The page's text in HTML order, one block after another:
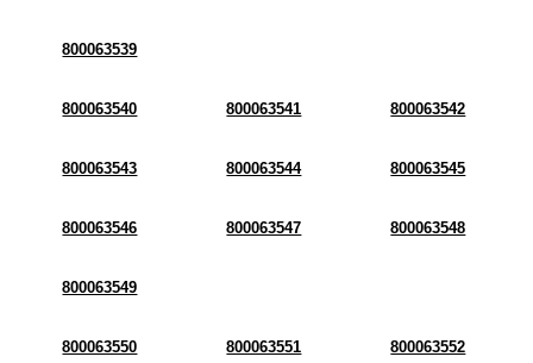
800063539
800063540 800063541 800063542
800063543 800063544 800063545
800063546 800063547 800063548
800063549
800063550 800063551 800063552